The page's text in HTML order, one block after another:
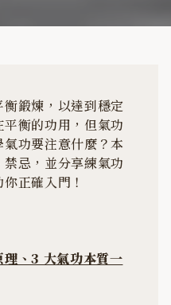
鍛煉，以達到穩定
衡的功用，但氣功
功要注意什麼？本
忌，並分享練氣功
正確入門！
、3 大氣功本質一